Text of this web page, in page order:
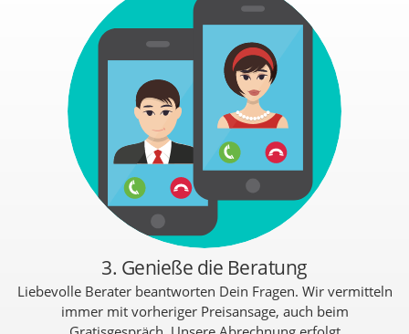
3. Genieße die Beratung
Liebevolle Berater beantworten Dein Fragen. Wir vermitteln
immer mit vorheriger Preisansage, auch beim